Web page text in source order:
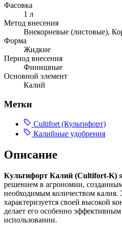
Фасовка
1 л
Метод внесения
Внекорневые (листовые),
Форма
Жидкие
Период внесения
Финишные
Основной элемент
Калий
Метки
Cultifort (Культифорт)
Калийные удобрения
Описание
Культифорт Калий (Cultifort-K)
решением в агрономии,
необходимым количеством калия.
характеризуется своей высокой
делает его особенно
использовании.